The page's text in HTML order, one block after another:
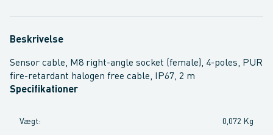
Beskrivelse
Sensor cable, M8 right-angle socket (female), 4-poles, PUR
fire-retardant halogen free cable, IP67, 2 m
Specifikationer
Vægt: 0,072 Kg